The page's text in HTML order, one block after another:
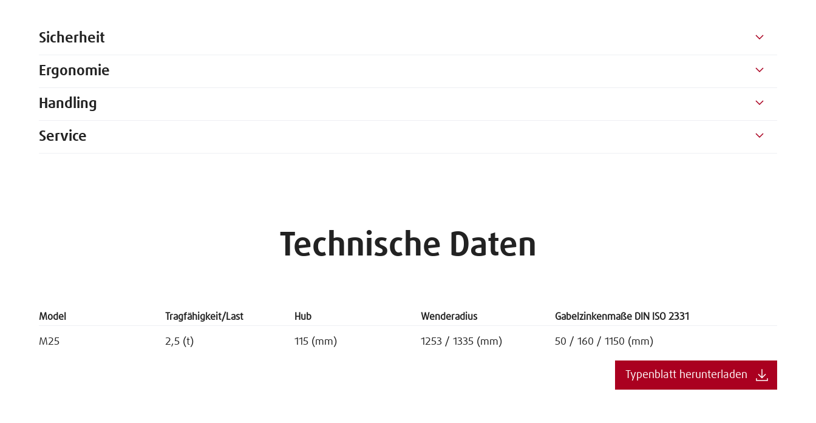
Sicherheit
Ergonomie
Handling
Service
Technische Daten
Model Tragfähigkeit/Last Hub Wenderadius Gabelzinkenmaße DIN ISO 2331
M25 2,5 (t) 115 (mm) 1253 / 1335 (mm) 50 / 160 / 1150 (mm)
Typenblatt herunterladen